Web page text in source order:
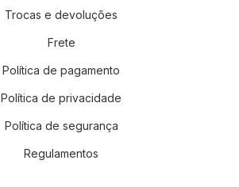
Trocas e devoluções
Frete
Política de pagamento
Política de privacidade
Política de segurança
Regulamentos